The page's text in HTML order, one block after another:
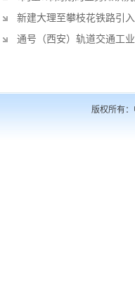
新建大理至攀枝花铁路引
通号（西安）轨道交通工
版权所有